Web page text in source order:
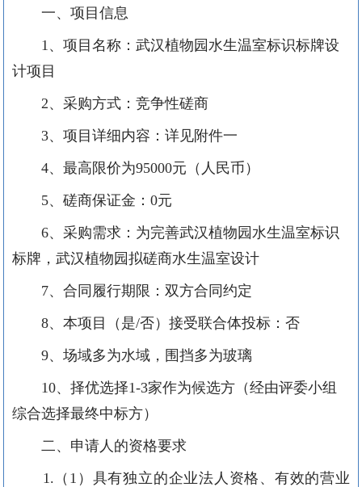
一、项目信息
1、项目名称：武汉植物园水生温室标识标牌设
计项目
2、采购方式：竞争性磋商
3、项目详细内容：详见附件一
4、 最高限价为95000元（人民币）
5、磋商保证金：0元
6、采购需求：为完善武汉植物园水生温室标识
标牌，武汉植物园拟磋商水生温室设计
7、合同履行期限：双方合同约定
8、本项目（是/否）接受联合体投标：否
9、场域多为水域，围挡多为玻璃
10、择优选择1-3家作为候选方（经由评委小组
综合选择最终中标方）
二、申请人的资格要求
1. （ 1） 具有独立的企业法人资格、有效的营业